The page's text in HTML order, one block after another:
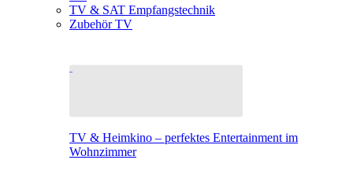
TV & SAT Empfangstechnik
Zubehör TV
TV & Heimkino – perfektes Entertainment im
Wohnzimmer